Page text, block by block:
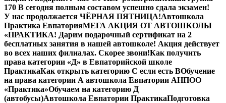
170 В сегодня полным составом успешно сдала экзамен!
У нас продолжается ЧЁРНАЯ ПЯТНИЦА!Автошкола
Практика ЕвпаторияМЕГА АКЦИЯ ОТ АВТОШКОЛЫ
«ПРАКТИКА! Дарим подарочный сертификат на 2
бесплатных занятия в нашей автошколе! Акция действует
во всех наших филиалах. Скорее звони!Как получить
права категории «Д» в Евпаторийской школе
ПрактикаКак открыть категорию C если есть BОбучение
на права категории A автошкола Евпатории АНПОО
«Практика»Обучаем на категорию Д
(автобусы)Автошкола Евпатории ПрактикаПодготовка